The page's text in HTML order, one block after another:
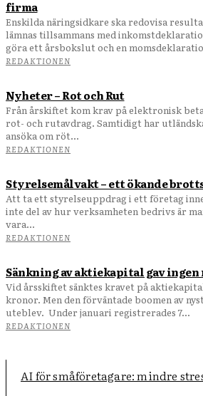
firma
Enskilda näringsidkare ska redovisa
lämnas tillsammans med
göra ett årsbokslut och en
REDAKTIONEN
Nyheter – Rot och Rut
Från årskiftet kom krav på elektronisk
rot- och rutavdrag. Samtidigt har
ansöka om röt...
REDAKTIONEN
Styrelsemålvakt – ett ökande
Att ta ett styrelseuppdrag i ett företag
inte del av hur verksamheten bedrivs är
vara...
REDAKTIONEN
Sänkning av aktiekapital gav
Vid årsskiftet sänktes kravet på
kronor. Men den förväntade boomen av
uteblev. Under januari registrerades 7...
REDAKTIONEN
AI för småföretagare: mindre